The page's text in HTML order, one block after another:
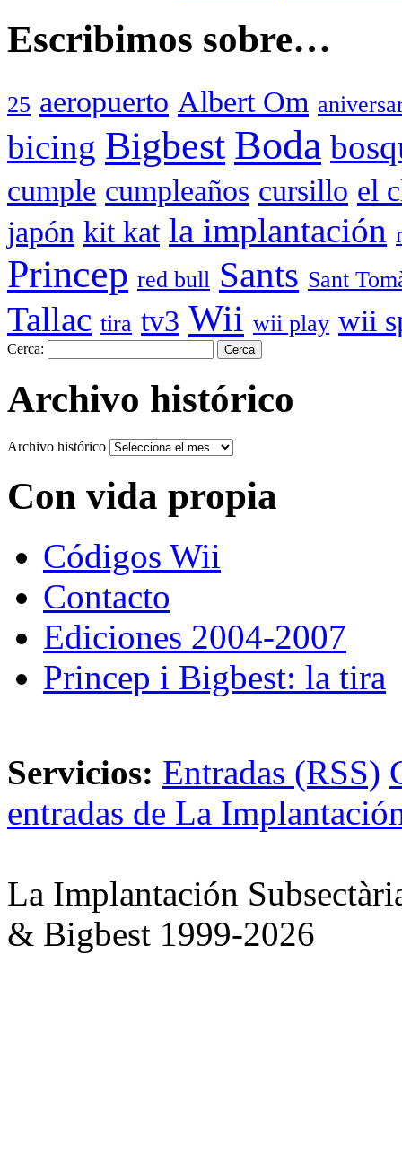
Escribimos sobre…
25 aeropuerto Albert Om
bicing Bigbest Boda
cumple cumpleaños cursillo el
japón kit kat la implantación
Princep red bull Sants Sant
Tallac tira tv3 Wii wii play wii
Cerca:
Archivo histórico
Archivo histórico
Con vida propia
Códigos Wii
Contacto
Ediciones 2004-2007
Princep i Bigbest: la tira
Servicios: Entradas (RSS)
entradas de La
La Implantación
& Bigbest 1999-2026